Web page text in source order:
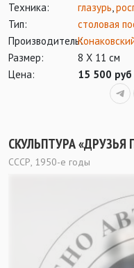
Техника:
глазурь,
Тип:
столовая
Производитель:
Размер:
8 Х 11 см
Цена:
15 500 руб
СКУЛЬПТУРА «ДРУЗЬЯ
СССР, 1950-е годы